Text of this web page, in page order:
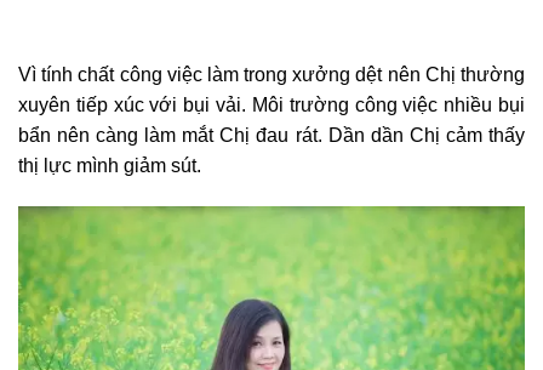
Vì tính chất công việc làm trong xưởng dệt nên Chị thường
xuyên tiếp xúc với bụi vải. Môi trường công việc nhiều bụi
bẩn nên càng làm mắt Chị đau rát. Dần dần Chị cảm thấy
thị lực mình giảm sút.